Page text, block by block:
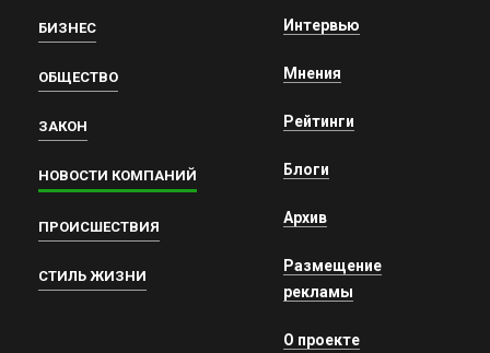
БИЗНЕС
ОБЩЕСТВО
ЗАКОН
НОВОСТИ КОМПАНИЙ
ПРОИСШЕСТВИЯ
СТИЛЬ ЖИЗНИ
Интервью
Мнения
Рейтинги
Блоги
Архив
Размещение
рекламы
О проекте